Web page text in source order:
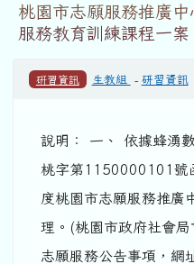
桃園市志願服務推廣
服務教育訓練課程一案
研習資訊 生教組 - 研習資訊|
說明： 一、 依據蜂湧
桃字第1150000101號
度桃園市志願服務推廣
理。(桃園市政府社會
志願服務公告事項，